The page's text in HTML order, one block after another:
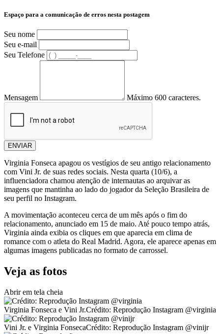
Espaço para a comunicação de erros nesta postagem
Seu nome
Seu e-mail
Seu Telefone
Mensagem Máximo 600 caracteres.
ENVIAR
Virginia Fonseca apagou os vestígios de seu antigo relacionamento
com Vini Jr. de suas redes sociais. Nesta quarta (10/6), a
influenciadora chamou atenção de internautas ao arquivar as
imagens que mantinha ao lado do jogador da Seleção Brasileira de
seu perfil no Instagram.
A movimentação aconteceu cerca de um mês após o fim do
relacionamento, anunciado em 15 de maio. Até pouco tempo atrás,
Virginia ainda exibia os cliques em que aparecia em clima de
romance com o atleta do Real Madrid. Agora, ele aparece apenas em
algumas imagens publicadas no formato de carrossel.
Veja as fotos
Abrir em tela cheia
Virginia Fonseca e Vini Jr.Crédito: Reprodução Instagram @virginia
Vini Jr. e Virginia FonsecaCrédito: Reprodução Instagram @vinijr